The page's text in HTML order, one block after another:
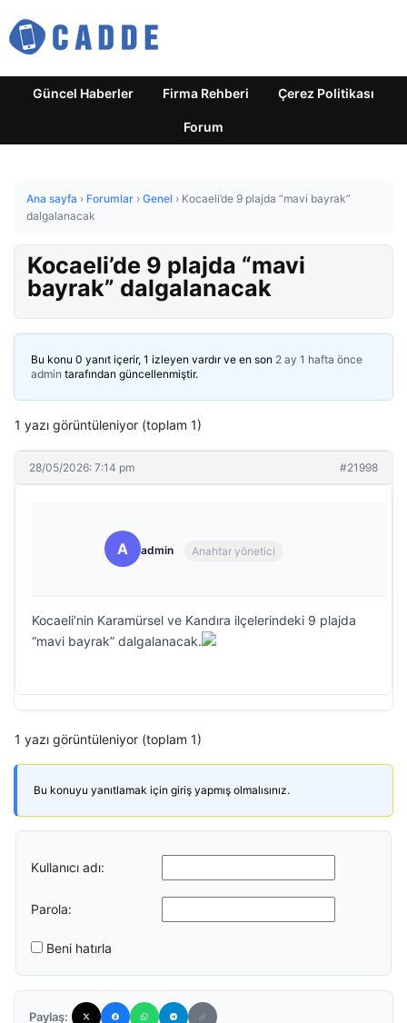
Güncel Haberler Firma Rehberi Çerez Politikası
Forum
Ana sayfa › Forumlar › Genel › Kocaeli’de 9 plajda “mavi bayrak”
dalgalanacak
Kocaeli’de 9 plajda “mavi
bayrak” dalgalanacak
Bu konu 0 yanıt içerir, 1 izleyen vardır ve en son 2 ay 1 hafta önce
admin tarafından güncellenmiştir.
1 yazı görüntüleniyor (toplam 1)
28/05/2026: 7:14 pm #21998
A admin Anahtar yönetici
Kocaeli’nin Karamürsel ve Kandıra ilçelerindeki 9 plajda
“mavi bayrak” dalgalanacak.
1 yazı görüntüleniyor (toplam 1)
Bu konuyu yanıtlamak için giriş yapmış olmalısınız.
Kullanıcı adı:
Parola:
Beni hatırla
Paylaş: